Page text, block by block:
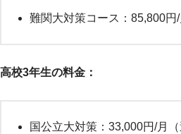
難関大対策コース：85,800円/
高校3年生の料金：
国公立大対策：33,000円/月（